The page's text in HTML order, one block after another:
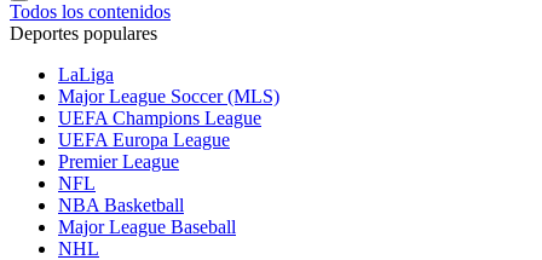
Todos los contenidos
Deportes populares
LaLiga
Major League Soccer (MLS)
UEFA Champions League
UEFA Europa League
Premier League
NFL
NBA Basketball
Major League Baseball
NHL